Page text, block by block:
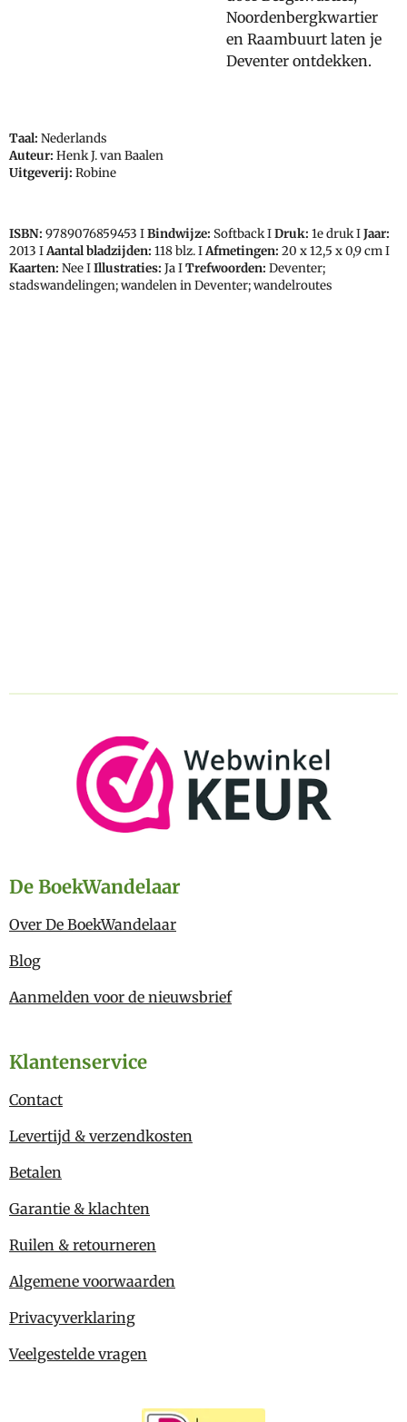
Noordenbergkwartier
en Raambuurt laten je
Deventer ontdekken.
Taal: Nederlands
Auteur: Henk J. van Baalen
Uitgeverij: Robine
ISBN: 9789076859453 IBindwijze: Softback IDruk: 1e druk IJaar:
2013 IAantal bladzijden: 118 blz. IAfmetingen: 20 x 12,5 x 0,9 cm I
Kaarten: Nee IIllustraties: Ja ITrefwoorden: Deventer;
stadswandelingen; wandelen in Deventer; wandelroutes
De BoekWandelaar
Over De BoekWandelaar
Blog
Aanmelden voor de nieuwsbrief
Klantenservice
Contact
Levertijd & verzendkosten
Betalen
Garantie & klachten
Ruilen & retourneren
Algemene voorwaarden
Privacyverklaring
Veelgestelde vragen